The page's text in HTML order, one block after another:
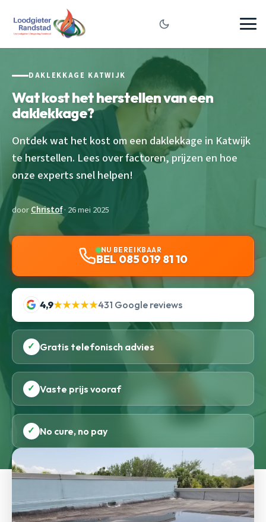
DAKLEKKAGE KATWIJK
Wat kost het herstellen van een
daklekkage?
Ontdek wat het kost om een daklekkage in Katwijk
te herstellen. Lees over factoren, prijzen en hoe
onze experts snel helpen!
doorChristof· 26 mei 2025
NU BEREIKBAAR
BEL 085 019 81 10
4,9★★★★★431 Google reviews
✓ Gratis telefonisch advies
✓ Vaste prijs vooraf
✓ No cure, no pay